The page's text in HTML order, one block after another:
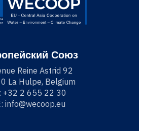
Союз
Reine Astrid 92
La Hulpe, Belgium
+32 2 655 22 30
info@wecoop.eu